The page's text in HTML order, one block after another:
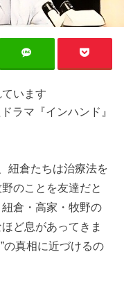
います
ラマ『インハンド』
紐倉たちは治療法を
のことを友達だと
倉・高家・牧野の
ど息があってきま
の真相に近づけるの